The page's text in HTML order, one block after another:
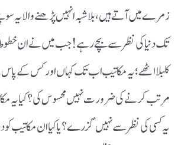
زمرے میں آتے ہیں ، بلاشبہ انہیں پڑھنے والا یہ
تک دنیا کی نظر سے بچے رہے ! جب میں نے ان خطوط کو
کلبلا اٹھے ؛ یہ مکاتیب اب تک کہاں اور کس کے
مرتب کرنے کی ضرورت نہیں محسوس کی؟ کیا یہ
یہ کسی کی نظر سے نہیں گزرے؟ یا کیا ان مکاتیب کو